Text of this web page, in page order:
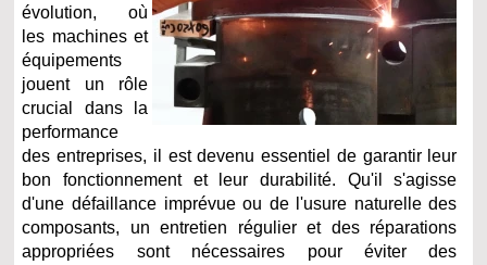
évolution, où
les machines et
équipements
jouent un rôle
crucial dans la
performance
des entreprises, il est devenu essentiel de garantir leur
bon fonctionnement et leur durabilité. Qu'il s'agisse
d'une défaillance imprévue ou de l'usure naturelle des
composants, un entretien régulier et des réparations
appropriées sont nécessaires pour éviter des